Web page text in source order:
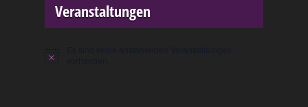
Veranstaltungen
Hinweis